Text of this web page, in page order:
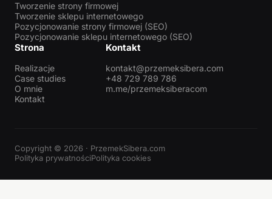
Tworzenie strony firmowej
Tworzenie sklepu internetowego
Pozycjonowanie strony firmowej (SEO)
Pozycjonowanie sklepu internetowego (SEO)
Strona
Realizacje
Case studies
O mnie
Kontakt
Kontakt
kontakt@przemeksibera.com
+48 729 789 786
m.me/przemeksiberacom
Copyright © 2026 · PrzemekSibera.com
Polityka prywatnościPolityka cookies